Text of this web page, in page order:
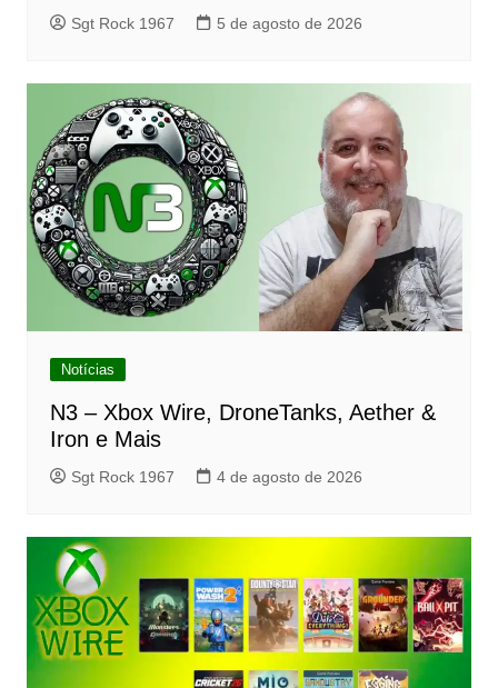
Sgt Rock 1967 5 de agosto de 2026
Notícias
N3 – Xbox Wire, DroneTanks, Aether &
Iron e Mais
Sgt Rock 1967 4 de agosto de 2026